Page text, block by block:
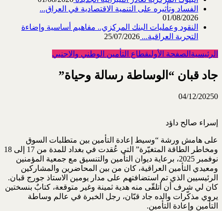
الفساد وتأثيره على التنمية الاقتصادية في العراق...
01/08/2026
النقود وعمليات البنك المركزي.. مفاهيم أساسية وإضاءة
التجربة العراقية... 25/07/2026
الرئيسية الصفحة الأولىقطاع التأمين الوطني والاجنبي
جاد قبان “الوساطة رسالة وحياة”‏
04/12/20250
إسراء صالح داؤد‏
على هامش ورشة “وسيط إعادة التأمين بين متطلبات السوق
ومخاطر الطاقة ‏المتغيّرة” التي عُقدت في بغداد للمدة من 17 إلى 18
نوفمبر 2025، برعاية ‏ديوان التأمين والتنسيق مع جمعية المؤمنين
ومعيدي التأمين العراقية، كان من ‏بين المحاضرين والمشاركين
الرئيسيين الذي تم استضافتهم على مدار يومين ‏الاستاذ جورج قبان.
كان لي شرف أن أتلقّى منه هدية ثمينة وغير متوقعة، ‏كتابٌ بنسختين
يروي مذكّرات والده جاد قبّان، رجل الخبرة في عالم وساطة
‏التأمين وإعادة التأمين.‏